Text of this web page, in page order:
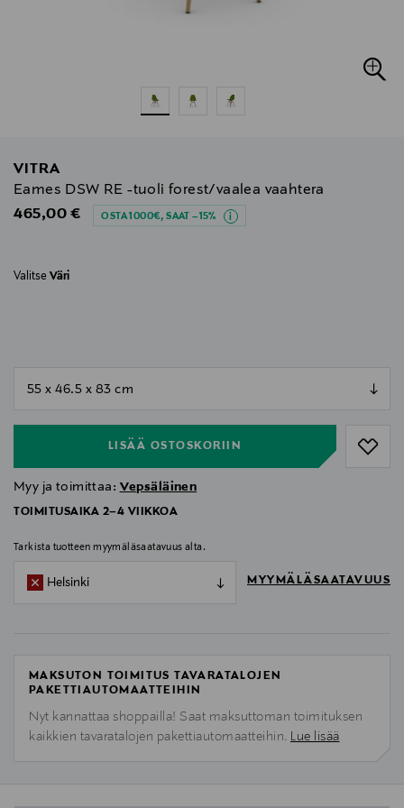
VITRA
Eames DSW RE -tuoli forest/vaalea vaahtera
Original Price
465,00 € OSTA 1000€, SAAT –15%
Valitse Väri
LISÄÄ OSTOSKORIIN
Myy ja toimittaa: Vepsäläinen
TOIMITUSAIKA 2–4 VIIKKOA
Tarkista tuotteen myymäläsaatavuus alta.
Helsinki MYYMÄLÄSAATAVUUS
MAKSUTON TOIMITUS TAVARATALOJEN
PAKETTIAUTOMAATTEIHIN
Nyt kannattaa shoppailla! Saat maksuttoman toimituksen
kaikkien tavaratalojen pakettiautomaatteihin. Lue lisää